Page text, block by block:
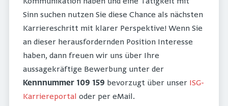
Sinn suchen nutzen Sie diese Chance als nächsten
Karriereschritt mit klarer Perspektive! Wenn Sie
an dieser herausfordernden Position Interesse
haben, dann freuen wir uns über Ihre
aussagekräftige Bewerbung unter der
Kennnummer 109 159 bevorzugt über unser ISG-
Karriereportal oder per eMail.